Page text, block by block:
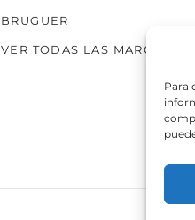
Para
BRUGUER
VER TODAS LAS MARCAS